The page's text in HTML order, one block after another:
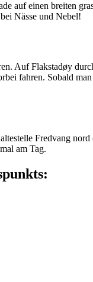
auf einen breiten
Nässe und Nebel!
Auf Flakstadøy
fahren. Sobald
Fredvang nord
am Tag.